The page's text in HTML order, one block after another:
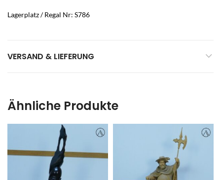
Lagerplatz / Regal Nr: S786
VERSAND & LIEFERUNG
Ähnliche Produkte